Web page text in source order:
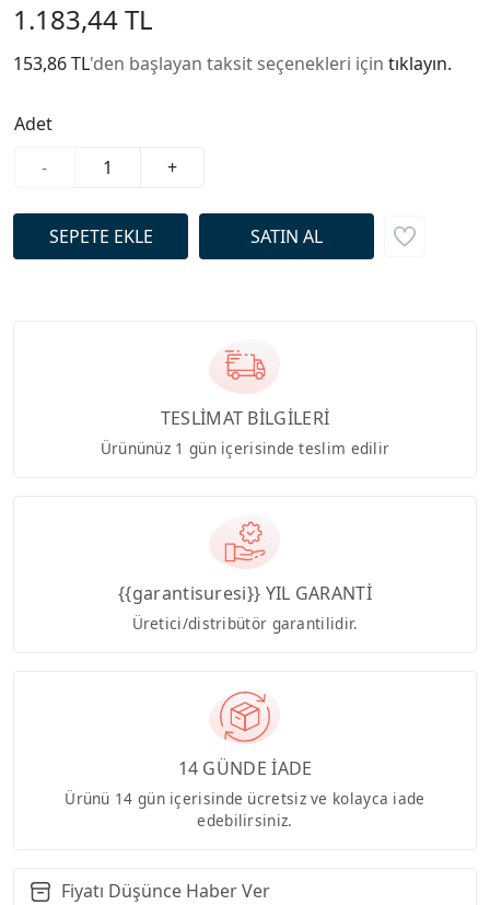
1.183,44 TL
153,86 TL'den başlayan taksit seçenekleri için tıklayın.
Adet
-
+
TESLİMAT BİLGİLERİ
Ürününüz 1 gün içerisinde teslim edilir
{{garantisuresi}} YIL GARANTİ
Üretici/distribütör garantilidir.
14 GÜNDE İADE
Ürünü 14 gün içerisinde ücretsiz ve kolayca iade
edebilirsiniz.
Fiyatı Düşünce Haber Ver